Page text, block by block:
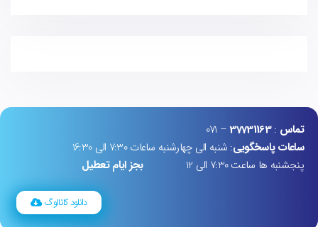
تماس :
37731163
– 071
ساعات پاسخگویی: شنبه الی چهارشنبه ساعات 7:30 الی 16:30
پنجشنبه ها ساعت 7:30 الی 12
بجز ایام تعطیل
دانلود کاتالوگ